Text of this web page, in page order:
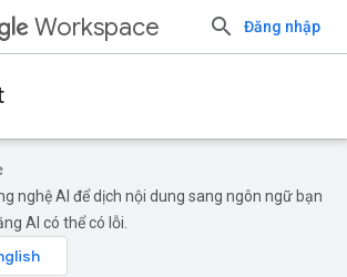
Workspace Đăng nhập
nghệ AI để dịch nội dung sang ngôn ngữ bạn
AI có thể có lỗi.